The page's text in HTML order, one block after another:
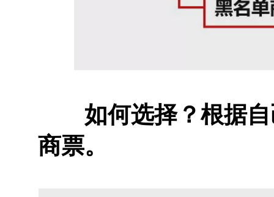
如何选择？根据
商票。